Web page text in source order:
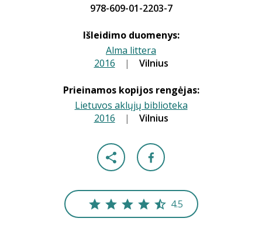
978-609-01-2203-7
Išleidimo duomenys:
Alma littera
2016 | Vilnius
Prieinamos kopijos rengėjas:
Lietuvos aklųjų biblioteka
2016 | Vilnius
4.5